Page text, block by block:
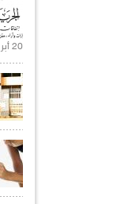
20 أبريل 2021 |